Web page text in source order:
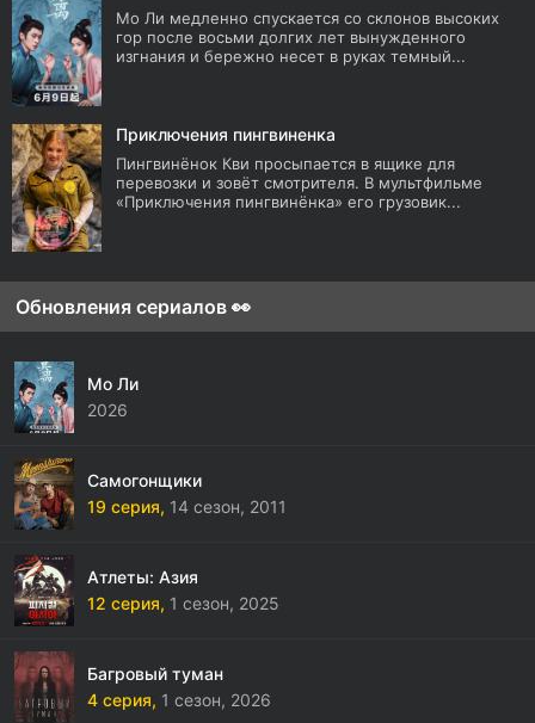
Мо Ли медленно спускается со склонов высоких
гор после восьми долгих лет вынужденного
изгнания и бережно несет в руках темный...
Приключения пингвиненка
Пингвинёнок Кви просыпается в ящике для
перевозки и зовёт смотрителя. В мультфильме
«Приключения пингвинёнка» его грузовик...
Обновления сериалов 👀
Мо Ли
2026
Самогонщики
19 серия, 14 сезон, 2011
Атлеты: Азия
12 серия, 1 сезон, 2025
Багровый туман
4 серия, 1 сезон, 2026